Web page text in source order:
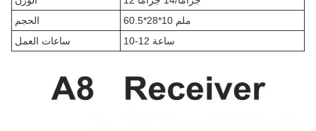
الحجم
60.5*28*10 ملم
ساعات العمل
10-12 ساعة